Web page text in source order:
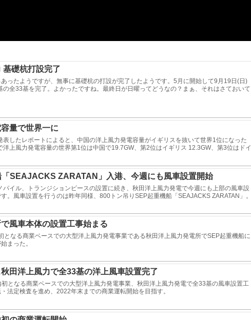
基礎杭打設完了
ったようですが、無事に基礎杭の打設が完了したようです。5月に開始して9月19日(日)
の全33基を完了。よかったですね。最終日が日曜ってどうなの？まぁ、それはさておいて
量で世界一に
したレポートによると、中国の洋上風力発電容量がイギリスを抜いて世界1位になった
上風力発電容量の世界第1位は中国で19.7GW、第2位はイギリス 12.3GW、第3位はドイ
SEAJACKS ZARATAN」入港、今週にも風車設置開始
イル、トランジションピースの設置に続き、秋田洋上風力発電で今週にも上部の風車設
。風車設置を行うのは昨年同様、800トン吊りSEP起重機船「SEAJACKS ZARATAN」。
風車本体の設置工事始まる
となる商業ベースでの大型洋上風力発電事業である秋田洋上風力発電所でSEP起重機船に
まった。
田洋上風力で全33基の洋上風車設置完了
となる商業ベースでの大型洋上風力発電事業、秋田洋上風力発電で全33基の風車設置工
法定検査を進め、2022年末までの商業運転開始を目指す。